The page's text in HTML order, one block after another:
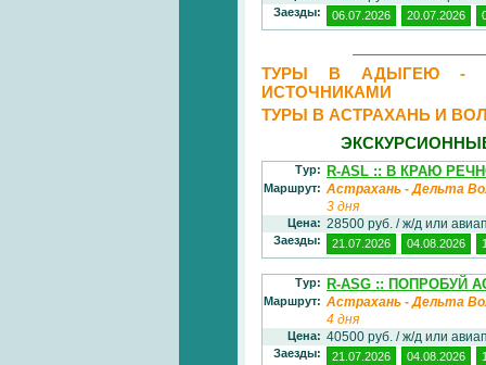
Заезды: 06.07.2026 20.07.2026
ТУРЫ В АДЫГЕЮ -
ИСТОЧНИКАМИ
ТУРЫ В АСТРАХАНЬ И
Тур: R-ASL :: В КРАЮ
Маршрут: Астрахань - Дельта
3 дня
Цена: 28500 руб. / ж/д или
Заезды: 21.07.2026 04.08.2026
Тур: R-ASG :: ПОПРОБУЙ
Маршрут: Астрахань - Дельта
4 дня
Цена: 40500 руб. / ж/д или
Заезды: 21.07.2026 04.08.2026